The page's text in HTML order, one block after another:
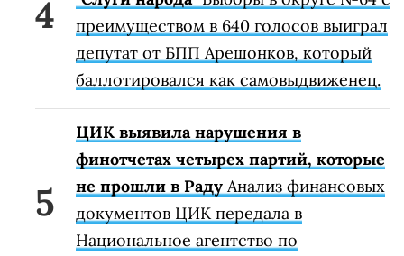
преимуществом в 640 голосов выиграл
депутат от БПП Арешонков, который
баллотировался как самовыдвиженец.
ЦИК выявила нарушения в
финотчетах четырех партий, которые
не прошли в Раду Анализ финансовых
документов ЦИК передала в
Национальное агентство по